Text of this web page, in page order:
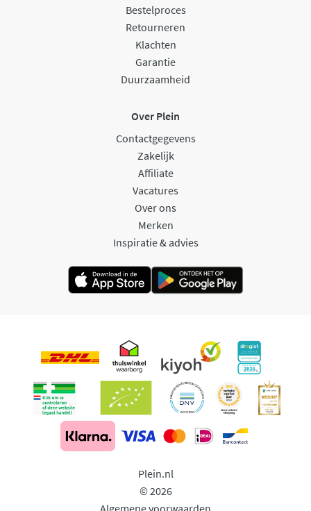
Bestelproces
Retourneren
Klachten
Garantie
Duurzaamheid
Over Plein
Contactgegevens
Zakelijk
Affiliate
Vacatures
Over ons
Merken
Inspiratie & advies
Plein.nl
© 2026
Algemene voorwaarden